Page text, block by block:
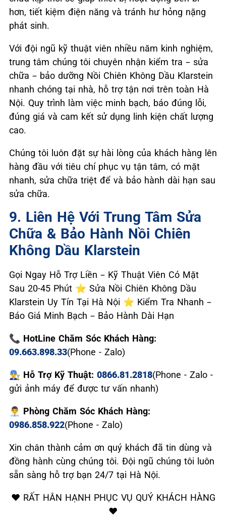
hơn, tiết kiệm điện năng và tránh hư hỏng nặng
phát sinh.
Với đội ngũ kỹ thuật viên nhiều năm kinh nghiệm,
trung tâm chúng tôi chuyên nhận kiểm tra – sửa
chữa – bảo dưỡng Nồi Chiên Không Dầu Klarstein
nhanh chóng tại nhà, hỗ trợ tận nơi trên toàn Hà
Nội. Quy trình làm việc minh bạch, báo đúng lỗi,
đúng giá và cam kết sử dụng linh kiện chất lượng
cao.
Chúng tôi luôn đặt sự hài lòng của khách hàng lên
hàng đầu với tiêu chí phục vụ tận tâm, có mặt
nhanh, sửa chữa triệt để và bảo hành dài hạn sau
sửa chữa.
9. Liên Hệ Với Trung Tâm Sửa
Chữa & Bảo Hành Nồi Chiên
Không Dầu Klarstein
Gọi Ngay Hỗ Trợ Liền – Kỹ Thuật Viên Có Mặt
Sau 20-45 Phút ⭐ Sửa Nồi Chiên Không Dầu
Klarstein Uy Tín Tại Hà Nội ⭐ Kiểm Tra Nhanh –
Báo Giá Minh Bạch – Bảo Hành Dài Hạn
📞 HotLine Chăm Sóc Khách Hàng:
09.663.898.33(Phone - Zalo)
👨‍🔧 Hỗ Trợ Kỹ Thuật: 0866.81.2818(Phone - Zalo -
gửi ảnh máy để được tư vấn nhanh)
👨‍💼 Phòng Chăm Sóc Khách Hàng:
0986.858.922(Phone - Zalo)
Xin chân thành cảm ơn quý khách đã tin dùng và
đồng hành cùng chúng tôi. Đội ngũ chúng tôi luôn
sẵn sàng hỗ trợ bạn 24/7 tại Hà Nội.
❤️ RẤT HÂN HẠNH PHỤC VỤ QUÝ KHÁCH HÀNG
❤️